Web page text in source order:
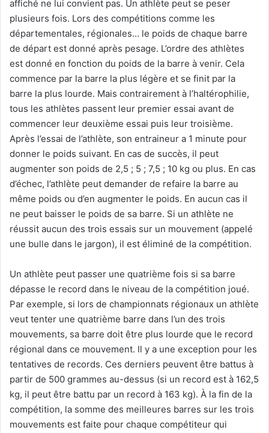
affiché ne lui convient pas. Un athlète peut se peser
plusieurs fois. Lors des compétitions comme les
départementales, régionales… le poids de chaque barre
de départ est donné après pesage. L’ordre des athlètes
est donné en fonction du poids de la barre à venir. Cela
commence par la barre la plus légère et se finit par la
barre la plus lourde. Mais contrairement à l’haltérophilie,
tous les athlètes passent leur premier essai avant de
commencer leur deuxième essai puis leur troisième.
Après l’essai de l’athlète, son entraineur a 1 minute pour
donner le poids suivant. En cas de succès, il peut
augmenter son poids de 2,5 ; 5 ; 7,5 ; 10 kg ou plus. En cas
d’échec, l’athlète peut demander de refaire la barre au
même poids ou d’en augmenter le poids. En aucun cas il
ne peut baisser le poids de sa barre. Si un athlète ne
réussit aucun des trois essais sur un mouvement (appelé
une bulle dans le jargon), il est éliminé de la compétition.
Un athlète peut passer une quatrième fois si sa barre
dépasse le record dans le niveau de la compétition joué.
Par exemple, si lors de championnats régionaux un athlète
veut tenter une quatrième barre dans l’un des trois
mouvements, sa barre doit être plus lourde que le record
régional dans ce mouvement. Il y a une exception pour les
tentatives de records. Ces derniers peuvent être battus à
partir de 500 grammes au-dessus (si un record est à 162,5
kg, il peut être battu par un record à 163 kg). À la fin de la
compétition, la somme des meilleures barres sur les trois
mouvements est faite pour chaque compétiteur qui